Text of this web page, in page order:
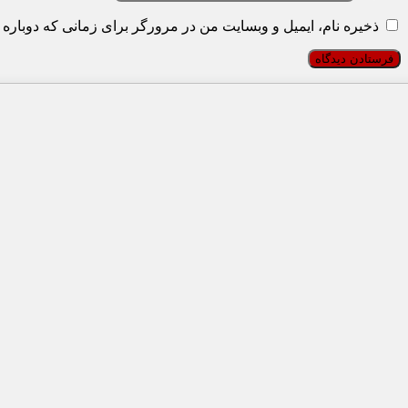
ذخیره نام، ایمیل و وبسایت من در مرورگر برای زمانی که